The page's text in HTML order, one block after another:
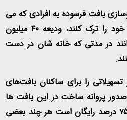
بافت فرسوده به افرادی که می
خواهند به طور موقت منزل خود را ترک کنند، ودیعه ۴۰ میلیون
در مدتی که خانه شان در دست
تسهیلاتی را برای ساکنان بافت‌های
پروانه ساخت در این بافت ها
بصورت متوسط در کشور تا ۷۵ درصد رایگان است هر چند بعضی